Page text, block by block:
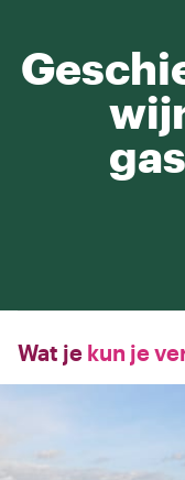
Wat je kun je